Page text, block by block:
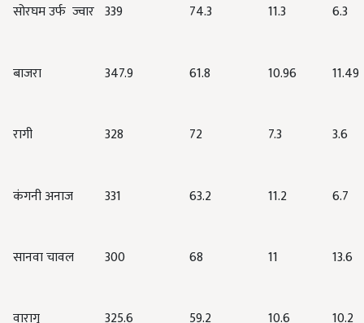
सोरघम उर्फ ​​ ज्वार 339 74.3 11.3 6.3
बाजरा 347.9 61.8 10.96 11.49
रागी 328 72 7.3 3.6
कंगनी अनाज 331 63.2 11.2 6.7
सानवा चावल 300 68 11 13.6